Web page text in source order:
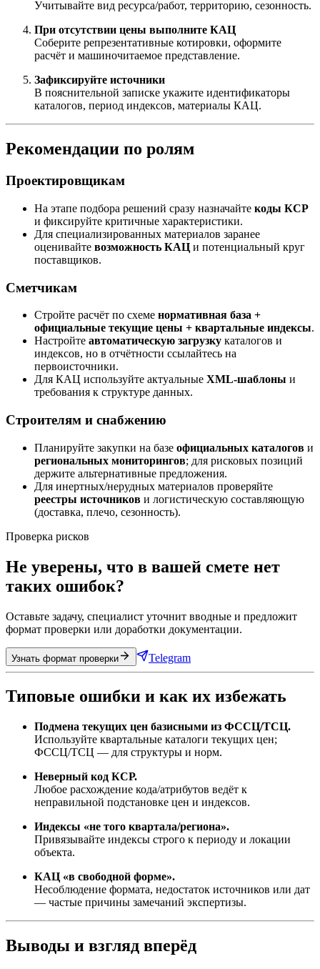
Учитывайте вид ресурса/работ, территорию, сезонность.
При отсутствии цены выполните КАЦ
Соберите репрезентативные котировки, оформите
расчёт и машиночитаемое представление.
Зафиксируйте источники
В пояснительной записке укажите идентификаторы
каталогов, период индексов, материалы КАЦ.
Рекомендации по ролям
Проектировщикам
На этапе подбора решений сразу назначайте коды КСР
и фиксируйте критичные характеристики.
Для специализированных материалов заранее
оценивайте возможность КАЦ и потенциальный круг
поставщиков.
Сметчикам
Стройте расчёт по схеме нормативная база +
официальные текущие цены + квартальные индексы.
Настройте автоматическую загрузку каталогов и
индексов, но в отчётности ссылайтесь на
первоисточники.
Для КАЦ используйте актуальные XML-шаблоны и
требования к структуре данных.
Строителям и снабжению
Планируйте закупки на базе официальных каталогов и
региональных мониторингов; для рисковых позиций
держите альтернативные предложения.
Для инертных/нерудных материалов проверяйте
реестры источников и логистическую составляющую
(доставка, плечо, сезонность).
Проверка рисков
Не уверены, что в вашей смете нет
таких ошибок?
Оставьте задачу, специалист уточнит вводные и предложит
формат проверки или доработки документации.
Узнать формат проверки Telegram
Типовые ошибки и как их избежать
Подмена текущих цен базисными из ФССЦ/ТСЦ.
Используйте квартальные каталоги текущих цен;
ФССЦ/ТСЦ — для структуры и норм.
Неверный код КСР.
Любое расхождение кода/атрибутов ведёт к
неправильной подстановке цен и индексов.
Индексы «не того квартала/региона».
Привязывайте индексы строго к периоду и локации
объекта.
КАЦ «в свободной форме».
Несоблюдение формата, недостаток источников или дат
— частые причины замечаний экспертизы.
Выводы и взгляд вперёд